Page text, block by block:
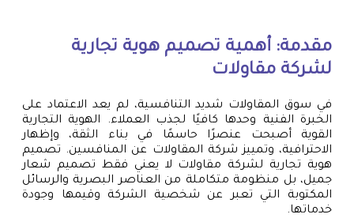
مقدمة: أهمية تصميم هوية تجارية
لشركة مقاولات
في سوق المقاولات شديد التنافسية، لم يعد الاعتماد على
الخبرة الفنية وحدها كافيًا لجذب العملاء. الهوية التجارية
القوية أصبحت عنصرًا حاسمًا في بناء الثقة، وإظهار
الاحترافية، وتمييز شركة المقاولات عن المنافسين. تصميم
هوية تجارية لشركة مقاولات لا يعني فقط تصميم شعار
جميل، بل منظومة متكاملة من العناصر البصرية والرسائل
المكتوبة التي تعبر عن شخصية الشركة وقيمها وجودة
خدماتها.